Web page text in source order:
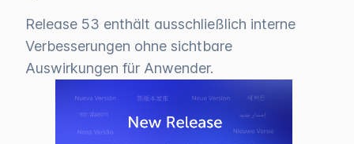
Release 53 enthält ausschließlich interne
Verbesserungen ohne sichtbare
Auswirkungen für Anwender.